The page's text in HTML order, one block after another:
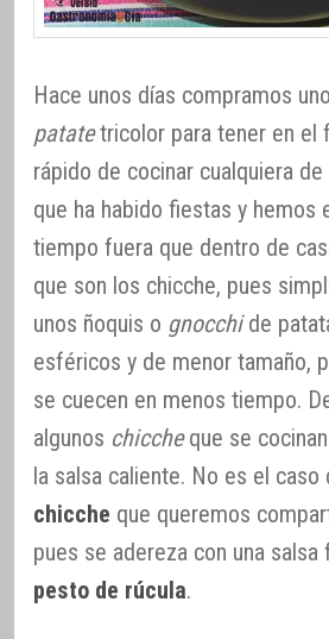
Hace unos días compramos
patatetricolor para tener en el
rápido de cocinar cualquiera
que ha habido fiestas y hemos
tiempo fuera que dentro de
que son los chicche, pues
unos ñoquis o gnocchide
esféricos y de menor tamaño,
se cuecen en menos tiempo.
algunos chiccheque se
la salsa caliente. No es el caso
chicche que queremos
pues se adereza con una salsa
pesto de rúcula.